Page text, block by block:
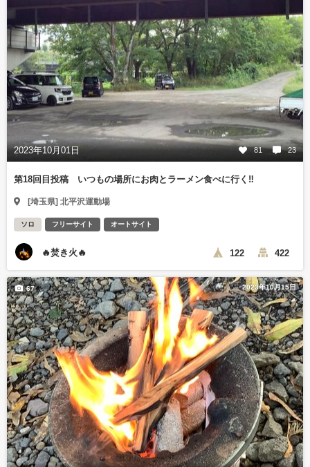
2023年10月01日 81 23
第18回目投稿 いつもの場所にお肉とラーメン食べに行く‼️
[埼玉県] 北平沢運動場
ソロ フリーサイト オートサイト
🔥焚き火🔥 122 422
2023年10月15日
67